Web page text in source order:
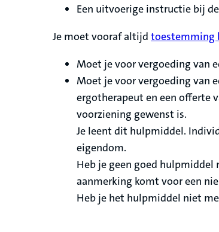
Een uitvoerige instructie bij
Je moet vooraf altijd toestemming
Moet je voor vergoeding van
Moet je voor vergoeding van
ergotherapeut en een offerte
voorziening gewenst is.
Je leent dit hulpmiddel.
eigendom.
Heb je geen goed hulpmiddel
aanmerking komt voor een
Heb je het hulpmiddel niet